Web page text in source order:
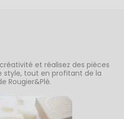
et réalisez des pièces
style, tout en profitant de la
Rougier&Plé.